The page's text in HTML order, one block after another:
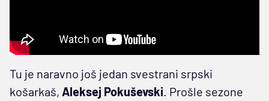
Tu je naravno još jedan svestrani srpski
košarkaš, Aleksej Pokuševski . Prošle sezone